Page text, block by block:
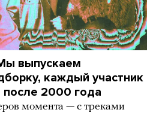
выпускаем
каждый участник
после 2000 года
момента — с треками